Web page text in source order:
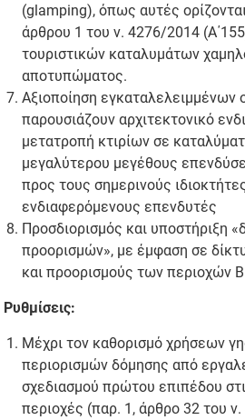
(glamping), όπως αυτές
άρθρου 1 του ν. 4276/2014
τουριστικών καταλυμάτων
αποτυπώματος.
Αξιοποίηση εγκαταλελειμμένων
παρουσιάζουν αρχιτεκτονικό
μετατροπή κτιρίων σε
μεγαλύτερου μεγέθους
προς τους σημερινούς
ενδιαφερόμενους επενδυτές
Προσδιορισμός και υποστήριξη
προορισμών», με έμφαση σε
και προορισμούς των περιοχών
Ρυθμίσεις:
Μέχρι τον καθορισμό χρήσεων
περιορισμών δόμησης από
σχεδιασμού πρώτου επιπέδου
περιοχές (παρ. 1, άρθρο 32 του